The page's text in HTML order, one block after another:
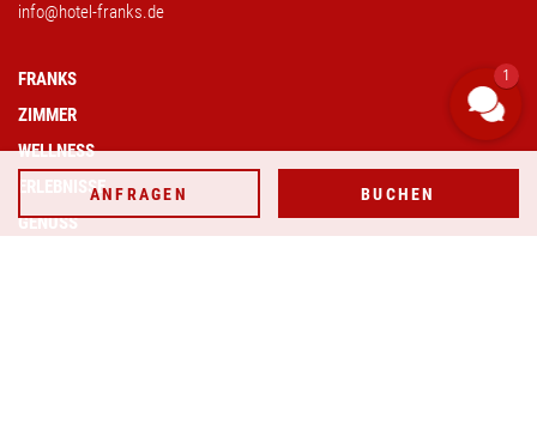
info@hotel-franks.de
FRANKS
ZIMMER
WELLNESS
ERLEBNISSE
GENUSS
ANFRAGEN BUCHEN
1